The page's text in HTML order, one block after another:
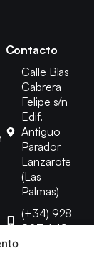
Contacto
Calle Blas
Cabrera
Felipe s/n
Edif.
Antiguo
Parador
Lanzarote
(Las
Palmas)
(+34) 928
807 648